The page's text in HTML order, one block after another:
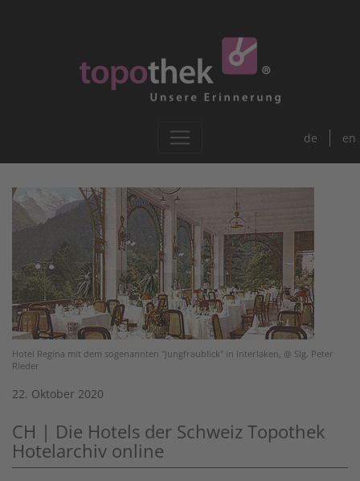
de en
Hotel Regina mit dem sogenannten "Jungfraublick" in Interlaken, @ Slg. Peter
Rieder
22. Oktober 2020
CH | Die Hotels der Schweiz Topothek
Hotelarchiv online